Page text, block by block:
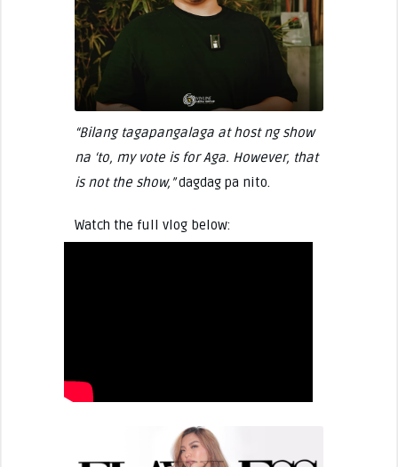
“Bilang tagapangalaga at host ng show
na ‘to, my vote is for Aga. However, that
is not the show,”dagdag pa nito.
Watch the full vlog below: